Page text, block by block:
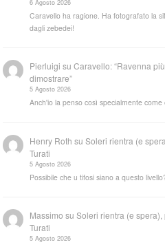
6 Agosto 2026
Caravello ha ragione. Ha fotografato la
dagli zebedei!
Pierluigi suCaravello: “Ravenna
dimostrare”
5 Agosto 2026
Anch'io la penso così specialmente
Henry Roth suSoleri rientra (e
Turati
5 Agosto 2026
Possibile che u tifosi siano a questo
Massimo suSoleri rientra (e
Turati
5 Agosto 2026